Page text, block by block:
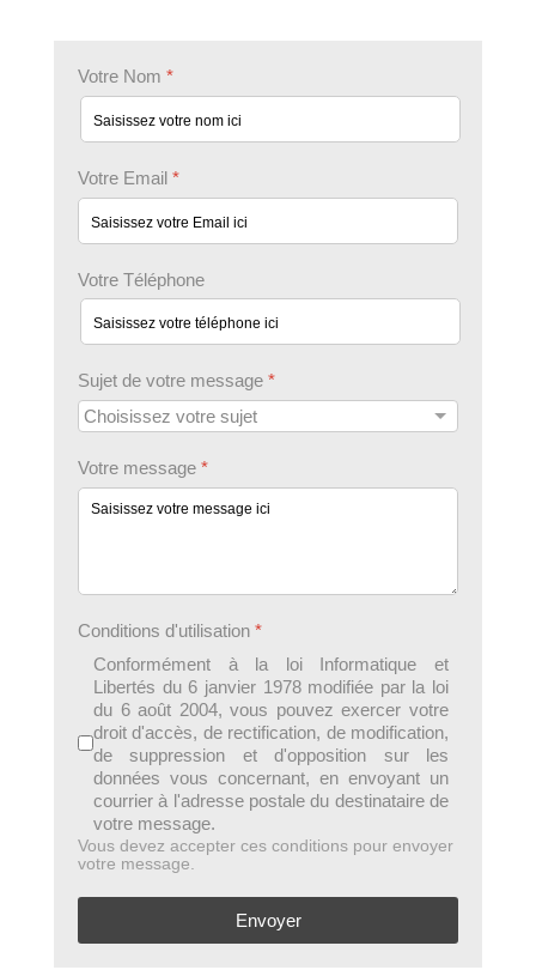
Votre Nom *
Votre Email *
Votre Téléphone
Sujet de votre message *
Votre message *
Conditions d'utilisation *
Conformément à la loi Informatique et
Libertés du 6 janvier 1978 modifiée par la loi
du 6 août 2004, vous pouvez exercer votre
droit d'accès, de rectification, de modification,
de suppression et d'opposition sur les
données vous concernant, en envoyant un
courrier à l'adresse postale du destinataire de
votre message.
Vous devez accepter ces conditions pour envoyer
votre message.
Envoyer